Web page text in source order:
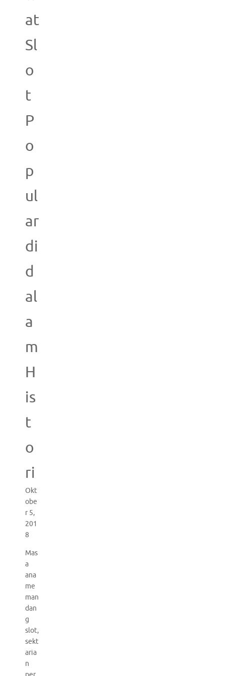
at
Sl
o
t
P
o
p
ul
ar
di
d
al
a
m
H
is
t
o
ri
Okt
obe
r 5,
201
8
Mas
a
ana
me
man
dan
g
slot,
sekt
aria
n